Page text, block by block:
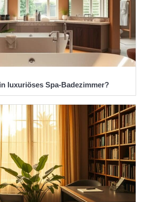
luxuriöses Spa-Badezimmer?